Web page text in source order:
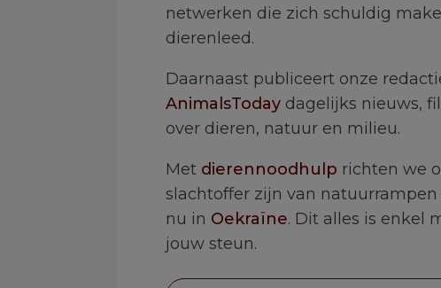
netwerken die zich schuldig
dierenleed.
Daarnaast publiceert onze
AnimalsToday dagelijks nieuws,
over dieren, natuur en milieu.
Met dierennoodhulp richten we
slachtoffer zijn van natuurrampen
nu in Oekraïne. Dit alles is enkel
jouw steun.